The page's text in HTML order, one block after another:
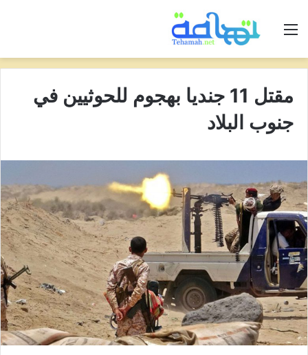
القائمة
مقتل 11 جنديا بهجوم للحوثيين في
جنوب البلاد